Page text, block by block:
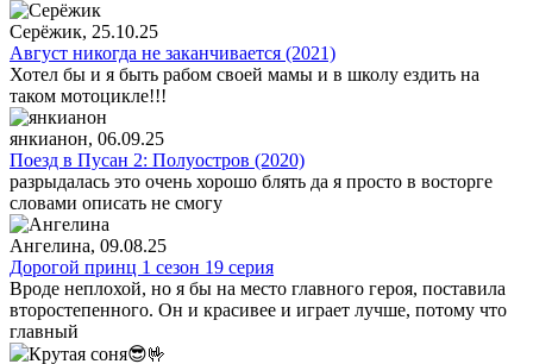
Серёжик, 25.10.25
Август никогда не заканчивается (2021)
Хотел бы и я быть рабом своей мамы и в школу ездить на
таком мотоцикле!!!
янкианон, 06.09.25
Поезд в Пусан 2: Полуостров (2020)
разрыдалась это очень хорошо блять да я просто в восторге
словами описать не смогу
Ангелина, 09.08.25
Дорогой принц 1 сезон 19 серия
Вроде неплохой, но я бы на место главного героя, поставила
второстепенного. Он и красивее и играет лучше, потому что
главный